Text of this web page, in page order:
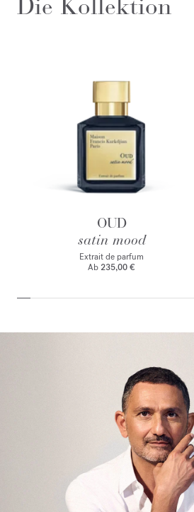
OUD
satin mood
Extrait de parfum
Ab 235,00 €